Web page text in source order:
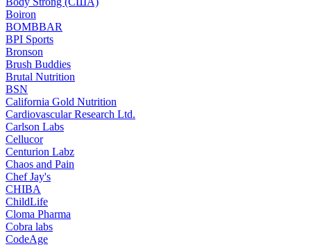
Boiron
BOMBBAR
BPI Sports
Bronson
Brush Buddies
Brutal Nutrition
BSN
California Gold Nutrition
Cardiovascular Research Ltd.
Carlson Labs
Cellucor
Centurion Labz
Chaos and Pain
Chef Jay's
CHIBA
ChildLife
Cloma Pharma
Cobra labs
CodeAge